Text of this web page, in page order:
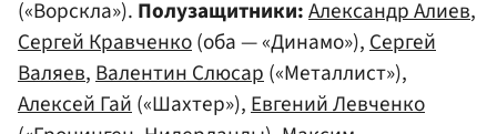
(«Ворскла»). Полузащитники:Александр Алиев,
Сергей Кравченко(оба — «Динамо»),Сергей
Валяев,Валентин Слюсар(«Металлист»),
Алексей Гай(«Шахтер»),Евгений Левченко